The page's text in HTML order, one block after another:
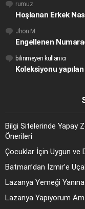
rumuz
Hoşlanan Erkek
Jhon M.
Engellenen
bilinmeyen kullanıcı
Koleksiyonu
Bilgi Sitelerinde Yapay
Önerileri
Çocuklar İçin Uygun ve
Batman’dan İzmir’e
Lazanya Yemeği
Lazanya Yapıyorum